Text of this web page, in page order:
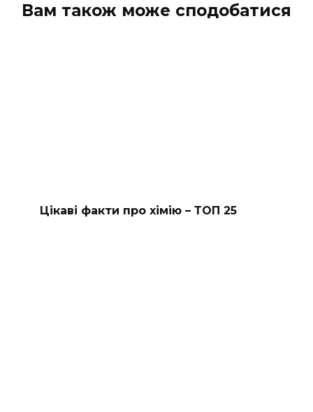
Вам також може сподобатися
Цікаві факти про хімію – ТОП 25